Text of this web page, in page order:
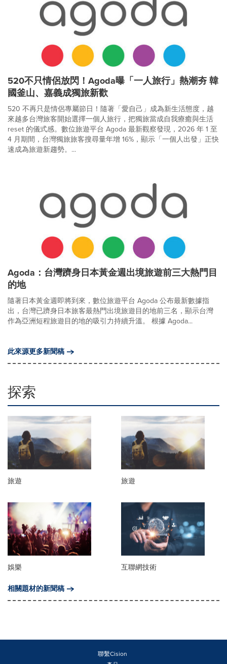
520不只情侶放閃！Agoda曝「一人旅行」熱潮夯 韓
國釜山、嘉義成獨旅新歡
520 不再只是情侶專屬節日！隨著「愛自己」成為新生活態度，越
來越多台灣旅客開始選擇一個人旅行，把獨旅當成自我療癒與生活
reset 的儀式感。數位旅遊平台 Agoda 最新觀察發現，2026 年 1 至
4 月期間，台灣獨旅旅客搜尋量年增 16%，顯示「一個人出發」正快
速成為旅遊新趨勢。...
Agoda：台灣躋身日本黃金週出境旅遊前三大熱門目
的地
隨著日本黃金週即將到來，數位旅遊平台 Agoda 公布最新數據指
出，台灣已躋身日本旅客最熱門出境旅遊目的地前三名，顯示台灣
作為亞洲短程旅遊目的地的吸引力持續升溫。 根據 Agoda...
此來源更多新聞稿
探索
旅遊 旅遊
娛樂
互聯網技術
相關題材的新聞稿
聯繫Cision